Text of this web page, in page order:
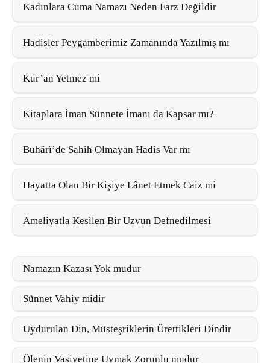
Kadınlara Cuma Namazı Neden Farz Değildir
Hadisler Peygamberimiz Zamanında Yazılmış mı
Kur’an Yetmez mi
Kitaplara İman Sünnete İmanı da Kapsar mı?
Buhârî’de Sahih Olmayan Hadis Var mı
Hayatta Olan Bir Kişiye Lânet Etmek Caiz mi
Ameliyatla Kesilen Bir Uzvun Defnedilmesi
Namazın Kazası Yok mudur
Sünnet Vahiy midir
Uydurulan Din, Müsteşriklerin Ürettikleri Dindir
Ölenin Vasiyetine Uymak Zorunlu mudur